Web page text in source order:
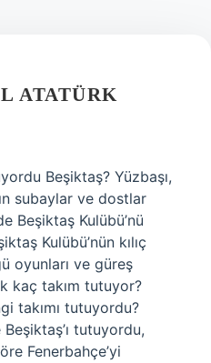
ATATÜRK
Beşiktaş? Yüzbaşı,
subaylar ve dostlar
Beşiktaş Kulübü’nü
Kulübü’nün kılıç
oyunları ve güreş
kaç takım tutuyor?
takımı tutuyordu?
tutuyordu,
Fenerbahçe’yi